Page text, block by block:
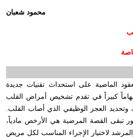
محمود شعبان
الماضية على استحداث تقنيات جديدة
كبيراً في تقدم تشخيص أمراض القلب
وتحديد العجز الوظيفي الذي أصاب القلب.
تبقى القصة المرضية هي الأرخص مادياً،
لاختيار الإجراء المناسب لكل مريض